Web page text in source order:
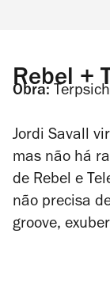
Rebel +
Obra:
Jordi Savall
mas não há
de Rebel e
não precisa
groove,